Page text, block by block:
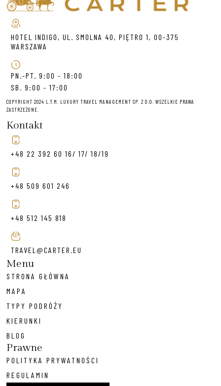
HOTEL INDIGO, UL. SMOLNA 40, PIĘTRO 1, 00-375
WARSZAWA
PN.-PT. 9:00 - 18:00
SB. 9:00 - 17:00
COPYRIGHT 2024 L.T.M. LUXURY TRAVEL MANAGEMENT SP. Z O.O. WSZELKIE PRAWA
ZASTRZEŻONE.
Kontakt
+48 22 392 60 16/ 17/ 18/19
+48 509 601 246
+48 512 145 818
TRAVEL@CARTER.EU
Menu
STRONA GŁÓWNA
MAPA
TYPY PODRÓŻY
KIERUNKI
BLOG
Prawne
POLITYKA PRYWATNOŚCI
REGULAMIN